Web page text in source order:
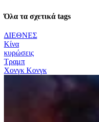
Όλα τα σχετικά tags
ΔΙΕΘΝΕΣ
Κίνα
κυρώσεις
Τραμπ
Χονγκ Κονγκ